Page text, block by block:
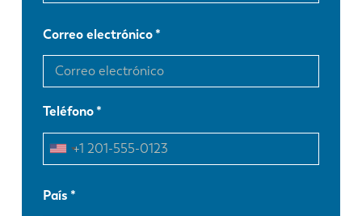
Correo electrónico
Teléfono
País
EN
FR